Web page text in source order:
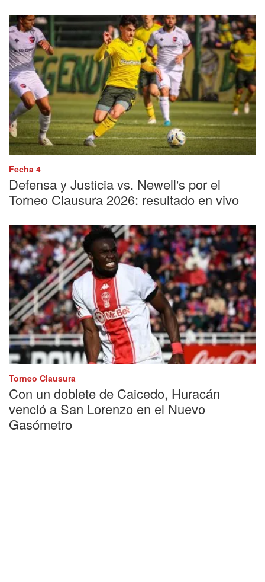
Fecha 4
Defensa y Justicia vs. Newell's por el
Torneo Clausura 2026: resultado en vivo
Torneo Clausura
Con un doblete de Caicedo, Huracán
venció a San Lorenzo en el Nuevo
Gasómetro